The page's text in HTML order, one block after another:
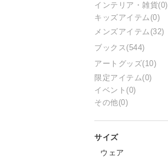
インテリア・雑貨(0)
キッズアイテム (0)
メンズアイテム (32)
ブックス (544)
アートグッズ(10)
限定アイテム(0)
イベント (0)
その他(0)
ウェア